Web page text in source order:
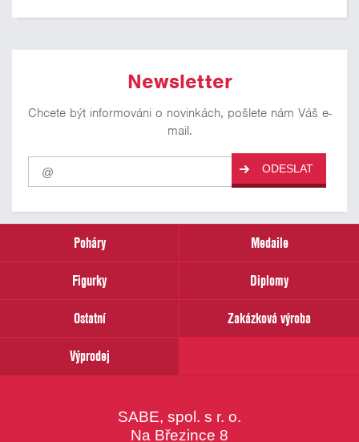
Newsletter
Chcete být informováni o novinkách, pošlete nám Váš e-
mail.
Pro
odběr
našich
email
ODESLAT
Poháry
Medaile
Figurky
Diplomy
Ostatní
Zakázková výroba
Výprodej
SABE, spol. s r. o.
Na Březince 8